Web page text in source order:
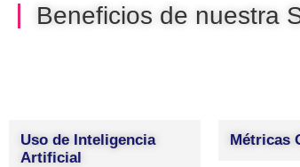
Beneficios de nuestra
Uso de Inteligencia
Artificial
Métricas